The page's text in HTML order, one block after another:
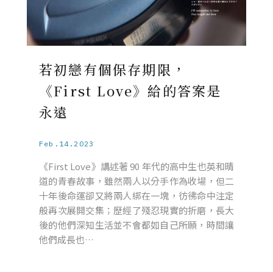
若初戀有個保存期限，
《First Love》給的答案是
永遠
Feb.14.2023
《First Love》講述著 90 年代的高中生也英和晴
道的青春故事，雖然兩人以分手作為收場，但二
十年後命運卻又將兩人綁在一塊，彷彿命中注定
般再次展開交集；歷經了殘忍現實的折磨，長大
後的他們深知生活並不會都如自己所願，時間讓
他們成長也…